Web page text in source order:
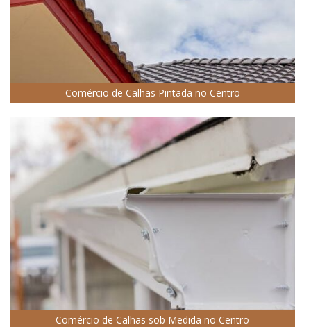
Comércio de Calhas Pintada no Centro
Comércio de Calhas sob Medida no Centro